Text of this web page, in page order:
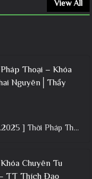
View All
Thoại – Khóa
Nguyên│Thầy
+ Pháp thoại: [ 23.11.2025 ] Thời Pháp Thoại – Khóa Chuyên Tu Chùa Khai Nguyên│Thầy Thích Đạo Thịnh +
Chuyên Tu
TT Thích Đạo